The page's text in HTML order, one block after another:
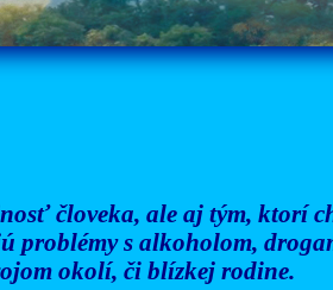
človeka, ale aj tým, ktorí
problémy s alkoholom,
okolí, či blízkej rodine.